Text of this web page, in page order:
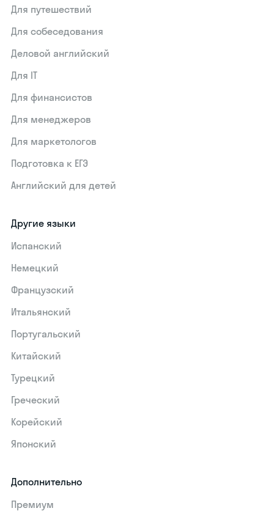
Для путешествий
Для собеседования
Деловой английский
Для IT
Для финансистов
Для менеджеров
Для маркетологов
Подготовка к ЕГЭ
Английский для детей
Другие языки
Испанский
Немецкий
Французский
Итальянский
Португальский
Китайский
Турецкий
Греческий
Корейский
Японский
Дополнительно
Премиум